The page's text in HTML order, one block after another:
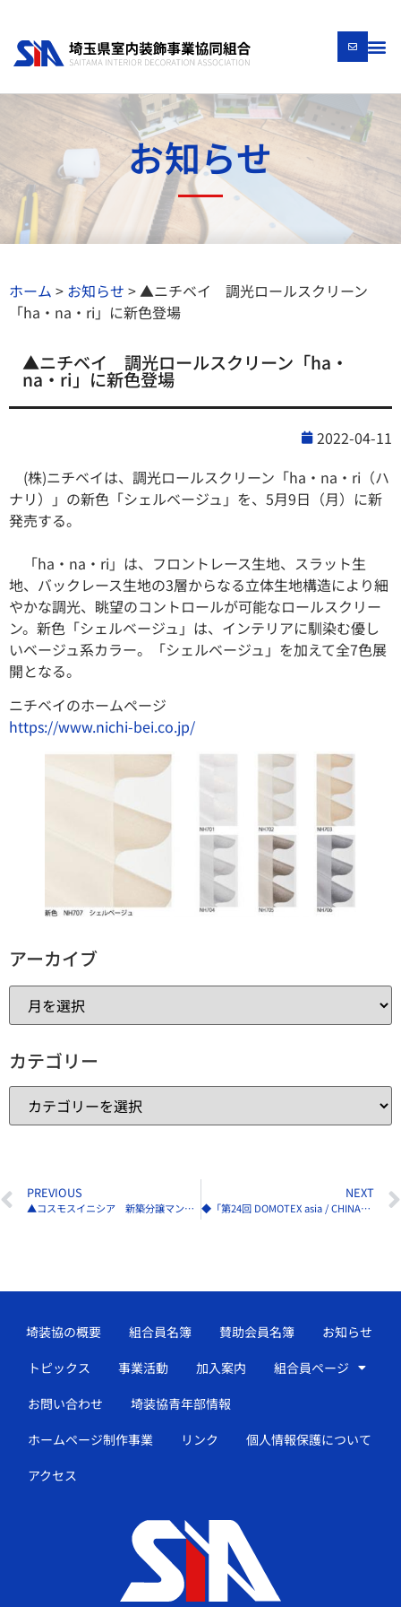
お知らせ
ホーム > お知らせ >▲ニチベイ 調光ロールスクリーン
「ha・na・ri」に新色登場
▲ニチベイ 調光ロールスクリーン「ha・
na・ri」に新色登場
2022-04-11
(株)ニチベイは、調光ロールスクリーン「ha・na・ri（ハ
ナリ）」の新色「シェルベージュ」を、5月9日（月）に新
発売する。
「ha・na・ri」は、フロントレース生地、スラット生
地、バックレース生地の3層からなる立体生地構造により細
やかな調光、眺望のコントロールが可能なロールスクリー
ン。新色「シェルベージュ」は、インテリアに馴染む優し
いベージュ系カラー。「シェルベージュ」を加えて全7色展
開となる。
ニチベイのホームページ
https://www.nichi-bei.co.jp/
アーカイブ
カテゴリー
PREVIOUS
▲コスモスイニシア 新築分譲マンションに新たな３スタイルを展開
NEXT
◆「第24回 DOMOTEX asia / CHINAFLOOR 2022」開催延期
埼装協の概要 組合員名簿 賛助会員名簿
お知らせ
トピックス
事業活動 加入案内
組合員ページ
お問い合わせ
埼装協青年部情報
ホームページ制作事業
リンク
個人情報保護について
アクセス